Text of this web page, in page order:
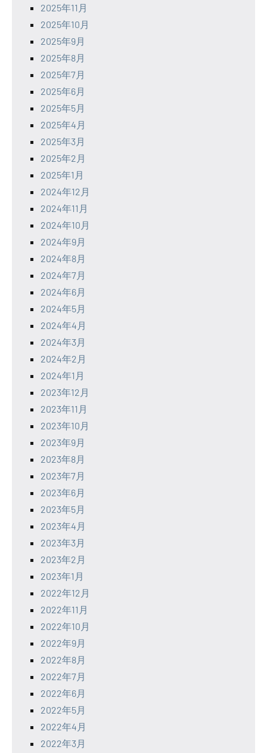
2025年11月
2025年10月
2025年9月
2025年8月
2025年7月
2025年6月
2025年5月
2025年4月
2025年3月
2025年2月
2025年1月
2024年12月
2024年11月
2024年10月
2024年9月
2024年8月
2024年7月
2024年6月
2024年5月
2024年4月
2024年3月
2024年2月
2024年1月
2023年12月
2023年11月
2023年10月
2023年9月
2023年8月
2023年7月
2023年6月
2023年5月
2023年4月
2023年3月
2023年2月
2023年1月
2022年12月
2022年11月
2022年10月
2022年9月
2022年8月
2022年7月
2022年6月
2022年5月
2022年4月
2022年3月